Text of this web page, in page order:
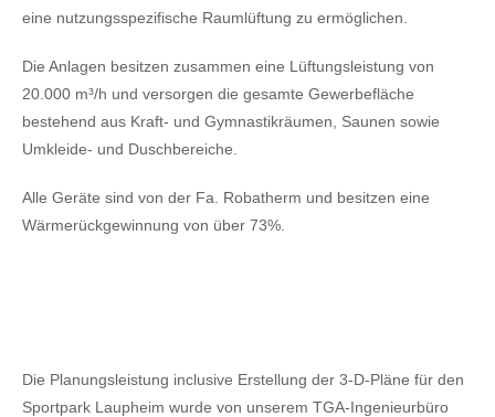
eine nutzungsspezifische Raumlüftung zu ermöglichen.
Die Anlagen besitzen zusammen eine Lüftungsleistung von
20.000 m³/h und versorgen die gesamte Gewerbefläche
bestehend aus Kraft- und Gymnastikräumen, Saunen sowie
Umkleide- und Duschbereiche.
Alle Geräte sind von der Fa. Robatherm und besitzen eine
Wärmerückgewinnung von über 73%.
Die Planungsleistung inclusive Erstellung der 3-D-Pläne für den
Sportpark Laupheim wurde von unserem TGA-Ingenieurbüro